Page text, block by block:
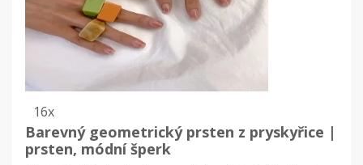
16x
Barevný geometrický prsten z pryskyřice |
prsten, módní šperk